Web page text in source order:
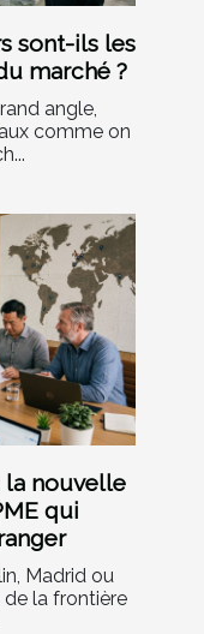
sont-ils les
marché ?
angle,
comme on
la nouvelle
qui
Madrid ou
la frontière